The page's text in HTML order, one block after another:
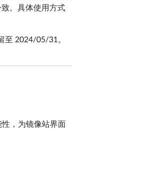
。具体使用方式
至 2024/05/31。
，为镜像站界面